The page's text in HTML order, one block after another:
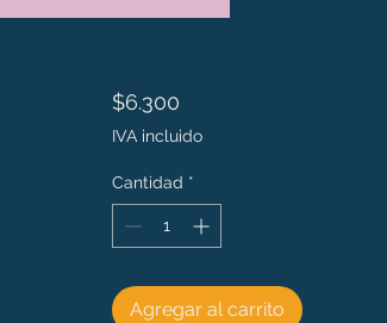
$6.300Precio
IVA incluido
Cantidad *
Agregar al carrito